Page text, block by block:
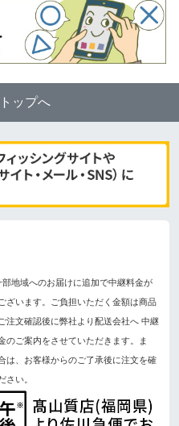
ップへ
地域へのお届けに追加で中継料金が
ざいます。ご負担いただく金額は商品
注文確認後に弊社より配送会社へ 中継
のご案内をさせていただきます。ま
は、お客様からのご了承後に注文を確
さい。